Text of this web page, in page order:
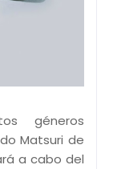
géneros
Matsuri de
a cabo del